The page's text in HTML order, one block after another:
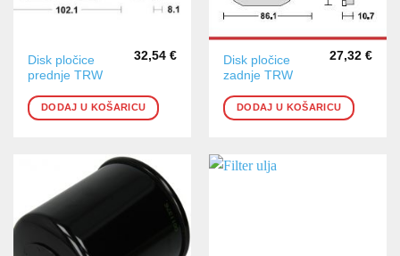
Disk pločice
prednje TRW
32,54 €
DODAJ U KOŠARICU
Disk pločice
zadnje TRW
27,32 €
DODAJ U KOŠARICU